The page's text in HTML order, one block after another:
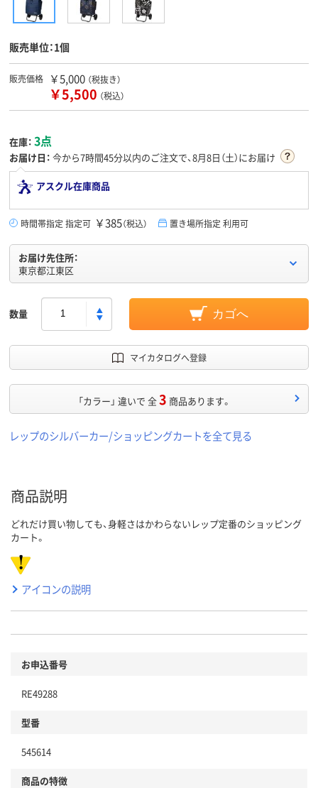
販売単位：1個
販売価格 ￥5,000 （税抜き）
￥5,500 （税込）
在庫： 3点
お届け日： 今から7時間45分以内のご注文で、8月8日（土）にお届け
アスクル在庫商品
時間帯指定 指定可 ￥385（税込） 置き場所指定 利用可
お届け先住所：
東京都江東区
数量 カゴへ
マイカタログへ登録
「カラー」 違いで 全3 商品あります。
レップのシルバーカー/ショッピングカートを全て見る
商品説明
どれだけ買い物しても、身軽さはかわらないレップ定番のショッピング
カート。
アイコンの説明
お申込番号
RE49288
型番
545614
商品の特徴